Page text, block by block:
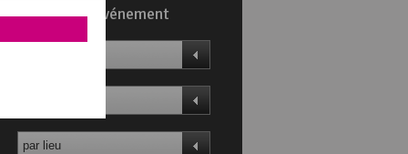
Trouvez un événement
par lieu